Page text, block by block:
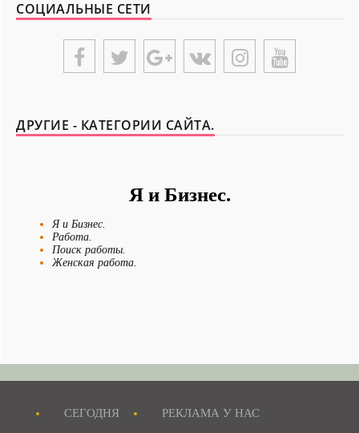
-- Лучшее, что можно сделать с хорошим советом, это пропустить его мимо
ушей. Он никогда не бывает полезен никому, кроме того, кто его дал.
-- Люблю давать советы и очень не люблю, когда их дают мне.
{UNIPLACE}
СОЦИАЛЬНЫЕ СЕТИ
ДРУГИЕ - КАТЕГОРИИ САЙТА.
Я и Бизнес.
Я и Бизнес.
Работа.
Поиск работы.
Женская работа.
Я и Домашние Питомцы.
Я и Бизнес.
СЕГОДНЯ РЕКЛАМА У НАС